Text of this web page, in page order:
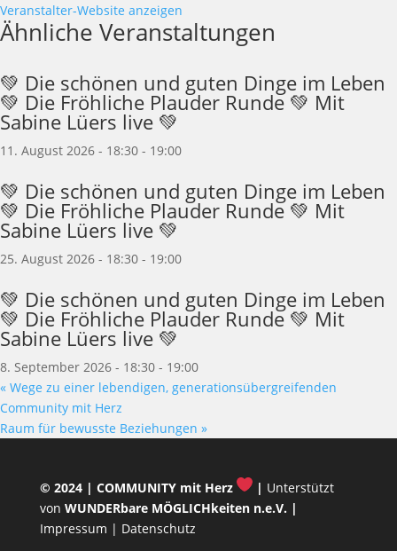
Veranstalter-Website anzeigen
Ähnliche Veranstaltungen
💚 Die schönen und guten Dinge im Leben
💚 Die Fröhliche Plauder Runde 💚 Mit
Sabine Lüers live 💚
11. August 2026 - 18:30 - 19:00
💚 Die schönen und guten Dinge im Leben
💚 Die Fröhliche Plauder Runde 💚 Mit
Sabine Lüers live 💚
25. August 2026 - 18:30 - 19:00
💚 Die schönen und guten Dinge im Leben
💚 Die Fröhliche Plauder Runde 💚 Mit
Sabine Lüers live 💚
8. September 2026 - 18:30 - 19:00
« Wege zu einer lebendigen, generationsübergreifenden
Community mit Herz
Raum für bewusste Beziehungen »
© 2024 | COMMUNITY mit Herz | Unterstützt
von WUNDERbare MÖGLICHkeiten n.e.V. |
Impressum | Datenschutz